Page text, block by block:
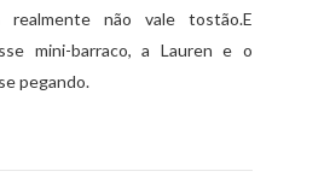
não vale tostão.E
mini-barraco, a Lauren e o
pegando.